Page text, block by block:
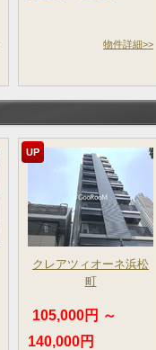
物件詳細>>
UP
クレアツィオーネ浜松
町
105,000円 ～
140,000円